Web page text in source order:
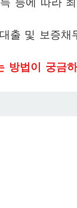
등에 따라
출 및 보증채
방법이 궁금